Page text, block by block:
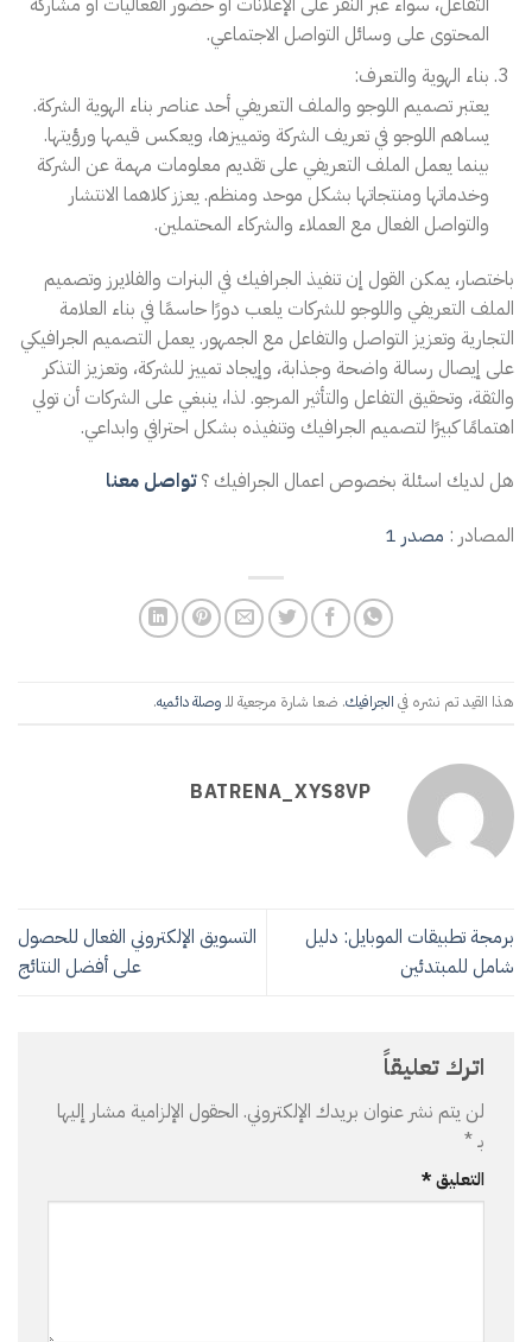
المحتوى على وسائل التواصل الاجتماعي.
بناء الهوية والتعرف:
يعتبر تصميم اللوجو والملف التعريفي أحد عناصر بناء الهوية الشركة.
يساهم اللوجو في تعريف الشركة وتمييزها، ويعكس قيمها ورؤيتها.
بينما يعمل الملف التعريفي على تقديم معلومات مهمة عن الشركة
وخدماتها ومنتجاتها بشكل موحد ومنظم. يعزز كلاهما الانتشار
والتواصل الفعال مع العملاء والشركاء المحتملين.
باختصار، يمكن القول إن تنفيذ الجرافيك في البنرات والفلايرز وتصميم
الملف التعريفي واللوجو للشركات يلعب دورًا حاسمًا في بناء العلامة
التجارية وتعزيز التواصل والتفاعل مع الجمهور. يعمل التصميم الجرافيكي
على إيصال رسالة واضحة وجذابة، وإيجاد تمييز للشركة، وتعزيز التذكر
والثقة، وتحقيق التفاعل والتأثير المرجو. لذا، ينبغي على الشركات أن تولي
اهتمامًا كبيرًا لتصميم الجرافيك وتنفيذه بشكل احترافي وابداعي.
هل لديك اسئلة بخصوص اعمال الجرافيك ؟تواصل معنا
المصادر : مصدر 1
هذا القيد تم نشره في الجرافيك. ضعا شارة مرجعية للـوصلة دائميه.
BATRENA_XYS8VP
برمجة تطبيقات الموبايل: دليل
شامل للمبتدئين
التسويق الإلكتروني الفعال للحصول
على أفضل النتائج
اترك تعليقاً
لن يتم نشر عنوان بريدك الإلكتروني. الحقول الإلزامية مشار إليها
بـ*
التعليق*